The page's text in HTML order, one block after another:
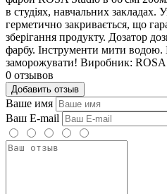
в студіях, навчальних закладах.
герметично закривається, що
зберігання продукту. Дозатор
фарбу. Інструменти мити водою.
заморожувати! Виробник: ROSA
0 отзывов
Добавить отзыв
Ваше имя
Ваш E-mail